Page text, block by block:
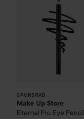
SPONSRAD
Make Up Store
Eternal Pro Eye Pencil